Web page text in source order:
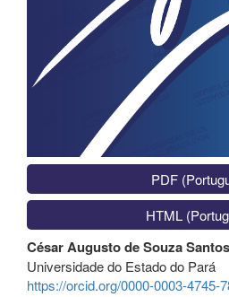
PDF
HTML
Contenido
principal
del
artículo
César Augusto de Souza Santos
Universidade do Estado do Pará
https://orcid.org/0000-0003-4745-